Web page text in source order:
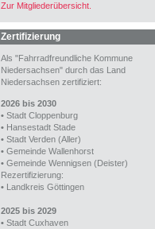
Zur Mitgliederübersicht.
Zertifizierung
Als "Fahrradfreundliche Kommune
Niedersachsen" durch das Land
Niedersachsen zertifiziert:
2026 bis 2030
• Stadt Cloppenburg
• Hansestadt Stade
• Stadt Verden (Aller)
• Gemeinde Wallenhorst
• Gemeinde Wennigsen (Deister)
Rezertifizierung:
• Landkreis Göttingen
2025 bis 2029
• Stadt Cuxhaven